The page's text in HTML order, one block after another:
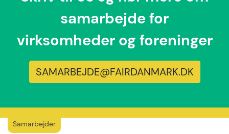
samarbejde for
virksomheder og foreninger
SAMARBEJDE@FAIRDANMARK.DK
Samarbejder